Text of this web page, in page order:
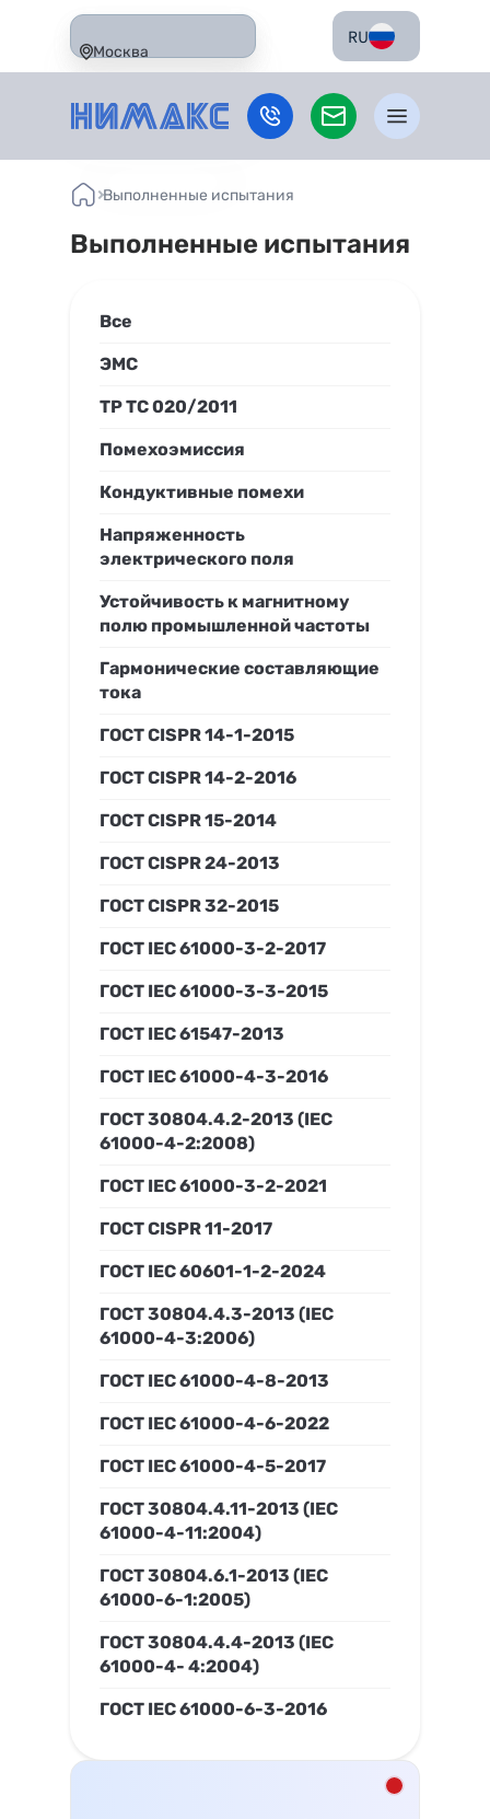
Москва
RU
Выполненные испытания
Выполненные испытания
Все
ЭМС
ТР ТС 020/2011
Помехоэмиссия
Кондуктивные помехи
Напряженность
электрического поля
Устойчивость к магнитному
полю промышленной частоты
Гармонические составляющие
тока
ГОСТ CISPR 14-1-2015
ГОСТ CISPR 14-2-2016
ГОСТ CISPR 15-2014
ГОСТ CISPR 24-2013
ГОСТ CISPR 32-2015
ГОСТ IEC 61000-3-2-2017
ГОСТ IEC 61000-3-3-2015
ГОСТ IEC 61547-2013
ГОСТ IEC 61000-4-3-2016
ГОСТ 30804.4.2-2013 (IEC
61000-4-2:2008)
ГОСТ IEC 61000-3-2-2021
ГОСТ CISPR 11-2017
ГОСТ IEC 60601-1-2-2024
ГОСТ 30804.4.3-2013 (IEC
61000-4-3:2006)
ГОСТ IEC 61000-4-8-2013
ГОСТ IEC 61000-4-6-2022
ГОСТ IEC 61000-4-5-2017
ГОСТ 30804.4.11-2013 (IEC
61000-4-11:2004)
ГОСТ 30804.6.1-2013 (IEC
61000-6-1:2005)
ГОСТ 30804.4.4-2013 (IEC
61000-4- 4:2004)
ГОСТ IEC 61000-6-3-2016